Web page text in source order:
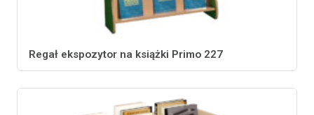
Regał ekspozytor na książki Primo 227